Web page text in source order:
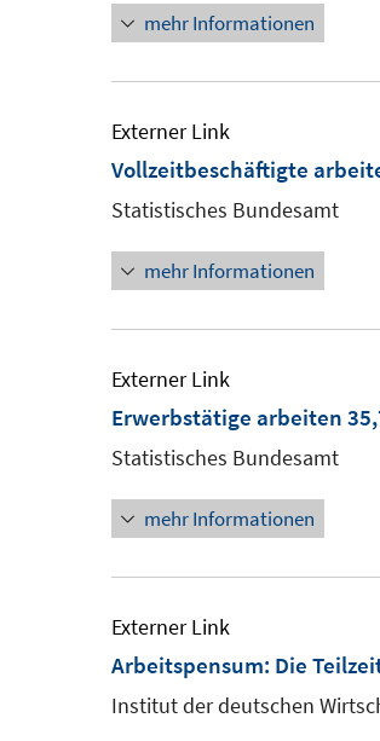
öffnen
mehr Informationen
Externer Link
Vollzeitbeschäftigte
Statistisches Bundesamt
mehr Informationen
Externer Link
Erwerbstätige arbeiten
Statistisches Bundesamt
mehr Informationen
Externer Link
Arbeitspensum: Die
Institut der deutschen